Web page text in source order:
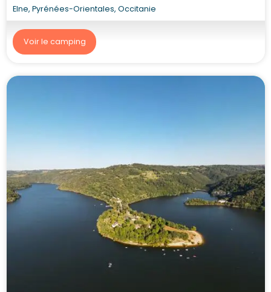
Elne, Pyrénées-Orientales, Occitanie
Voir le camping